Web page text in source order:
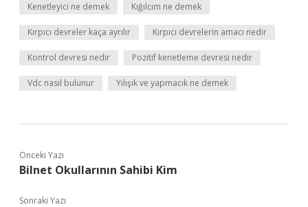
Kenetleyici ne demek Kığılcım ne demek
Kırpıcı devreler kaça ayrılır Kırpıcı devrelerin amacı nedir
Kontrol devresi nedir Pozitif kenetleme devresi nedir
Vdc nasıl bulunur Yılışık ve yapmacık ne demek
Önceki Yazı
Bilnet Okullarının Sahibi Kim
Sonraki Yazı